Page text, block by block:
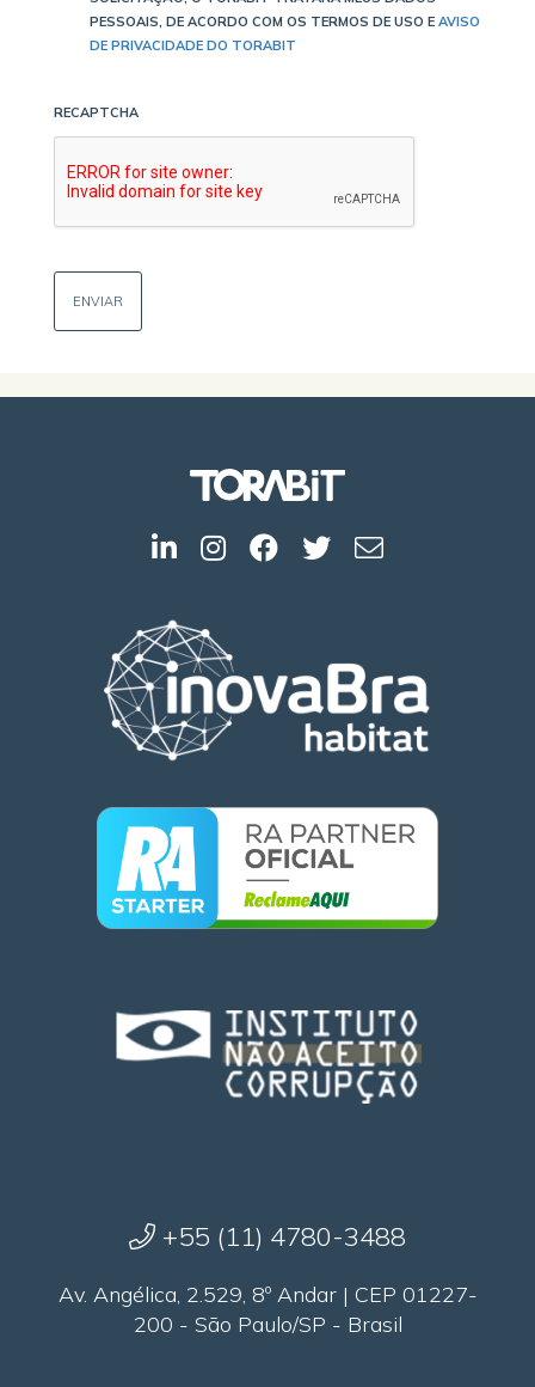
PESSOAIS, DE ACORDO COM OS TERMOS DE USO E AVISO
DE PRIVACIDADE DO TORABIT
RECAPTCHA
+55 (11) 4780-3488
Av. Angélica, 2.529, 8º Andar | CEP 01227-
200 - São Paulo/SP - Brasil